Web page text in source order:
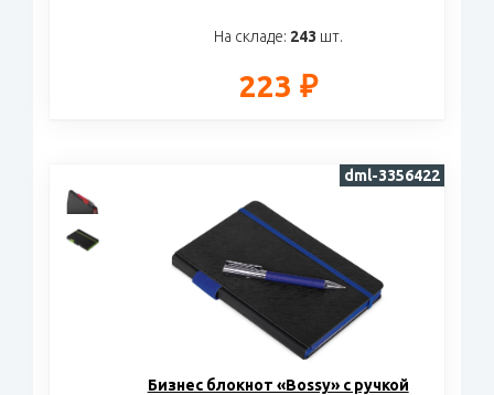
На складе: 243 шт.
223 ₽
Бизнес блокнот «Bossy» с ручкой
dml-3356422